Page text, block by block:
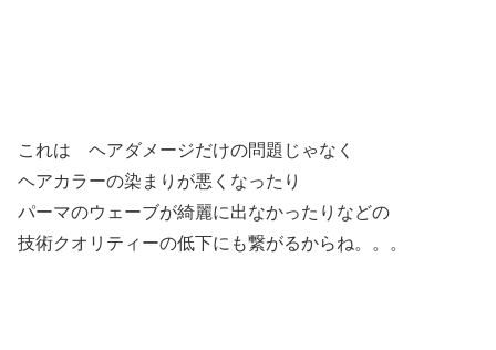
これは ヘアダメージだけの問題じゃなく
ヘアカラーの染まりが悪くなったり
パーマのウェーブが綺麗に出なかったりなどの
技術クオリティーの低下にも繋がるからね。。。